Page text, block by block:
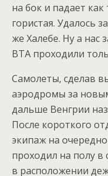
на бок и падает
гористая. Удалось
же Халебе. Ну а нас
ВТА проходили
Самолеты, сделав
аэродромы за
дальше Венгрии
После короткого
экипаж на
проходил на полу в
в расположении